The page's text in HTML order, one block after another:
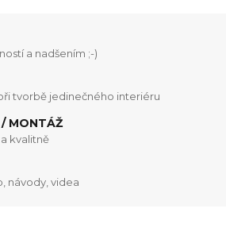
a nadšením ;-)
tvorbě jedinečného interiéru
MONTÁŽ
kvalitně
návody, videa